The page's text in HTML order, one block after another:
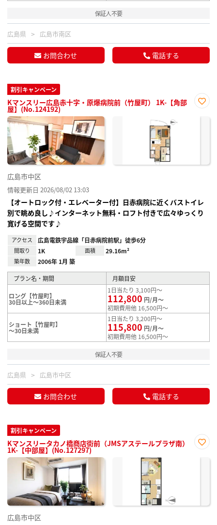
保証人不要
広島県 広島市南区
お問合わせ 電話する
割引キャンペーン
Kマンスリー広島赤十字・原爆病院前（竹屋町） 1K-【角部
屋】(No.124192)
に入
広島市中区
情報更新日 2026/08/02 13:03
【オートロック付・エレベーター付】日赤病院に近くバストイレ
別で眺め良し♪インターネット無料・ロフト付きで広々ゆっくり
寛げる空間です♪
アクセス 広島電鉄宇品線「日赤病院前駅」徒歩6分
間取り 1K 面積 29.16m²
築年数 2006年 1月 築
プラン名・期間 月額目安
ロング【竹屋町】
30日以上～360日未満
1日当たり 3,100円～
112,800 円/月～
初期費用他 16,500円～
ショート【竹屋町】
～30日未満
1日当たり 3,200円～
115,800 円/月～
初期費用他 16,500円～
保証人不要
広島県 広島市中区
お問合わせ 電話する
割引キャンペーン
Kマンスリータカノ橋商店街前（JMSアステールプラザ南）
1K-【中部屋】(No.127297)
に入
広島市中区